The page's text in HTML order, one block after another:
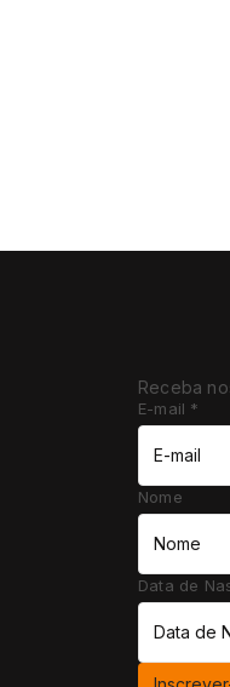
Receba
E-mail *
Nome
Data de